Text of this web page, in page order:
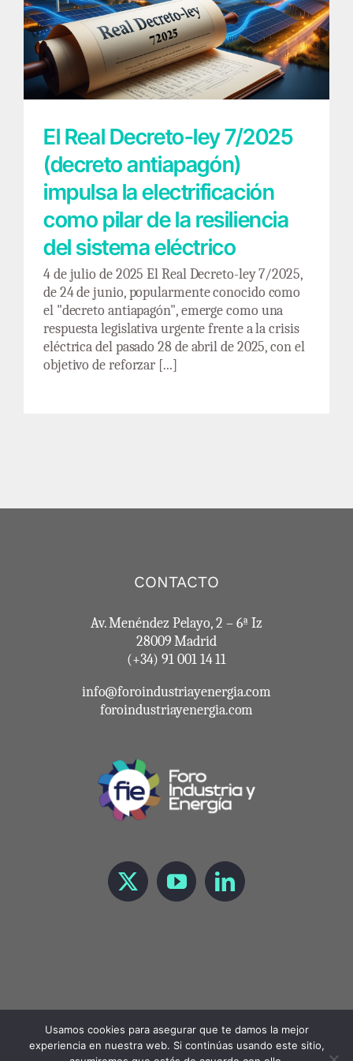
El Real Decreto-ley 7/2025 (decreto
antiapagón) impulsa la electrificación como
pilar de la resiliencia del sistema eléctrico
El Real Decreto-ley 7/2025
(decreto antiapagón)
impulsa la electrificación
como pilar de la resiliencia
del sistema eléctrico
4 de julio de 2025 El Real Decreto-ley 7/2025,
de 24 de junio, popularmente conocido como
el "decreto antiapagón", emerge como una
respuesta legislativa urgente frente a la crisis
eléctrica del pasado 28 de abril de 2025, con el
objetivo de reforzar [...]
CONTACTO
Av. Menéndez Pelayo, 2 – 6ª Iz
28009 Madrid
(+34) 91 001 14 11
info@foroindustriayenergia.com
foroindustriayenergia.com
Usamos cookies para asegurar que te damos la mejor
experiencia en nuestra web. Si continúas usando este sitio,